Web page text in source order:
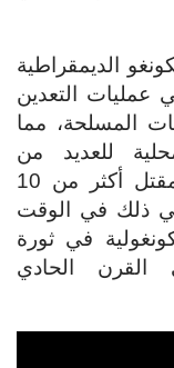
الكونغو الديمقراطية
عمليات التعدين
المسلحة، مما
للعديد من
المشكلات المتشابكة، إلى جانب مقتل أكثر من 10
ذلك في الوقت
في ثورة
القرن الحادي